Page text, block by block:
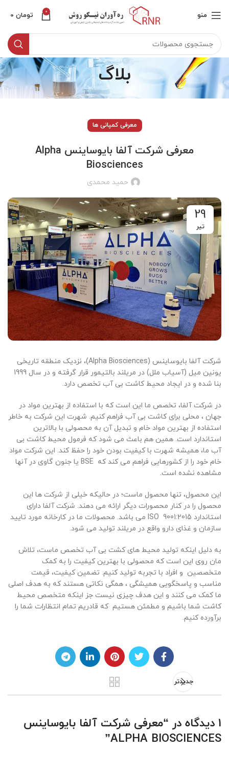
منو 0 تومان
بلاگ
معرفی کمپانی ها
معرفی شرکت آلفا بایوساینس Alpha
Biosciences
حمید محمدی
29
تیر
شرکت آلفا بایوساینس (Alpha Biosciences)، نزدیک منطقه تاریخی
یونین میل (آسیاب ملل) در مریلند بالتیمور قرار گرفته و در سال 1999
بنا شده و در ایجاد محیط کاشت بی آب تخصص دارد.
در شرکت آلفا، تخصص ما این است که با استفاده از بهترین مواد در
جهان ، محلی برای کاشت بی آب فراهم کنیم. شهرت این شرکت به خاطر
استفاده از بهترین مواد خام و تبدیل آن به محصولی با بالاترین
استاندارد است. همین هم باعث می شود که فرمول محیط کاشت بی
آب ما، همیشه شهرت با کیفیت بودن خود را حفظ کند. این شرکت مواد
خام خود را از کشورهایی فراهم می کند که BSE یا جنون گاوی در آنها
مشاهده نشده است.
این محصول، تنها محصول ماست؛ در حالیکه خیلی از شرکت ها این
محصول را در کنار محصورات دیگر ارائه می دهند. شرکت آلفا دارای
استاندارد 9001:2015 ISO می باشد. محصولات ما در کارخانه مورد تایید
سازمان و غذای دارو واقع در مریلند تولید می شود.
به دلیل اینکه تولید محیط های کشت بی آب تخصص ماست، تلاش
مان روی این است که محصولی با بهترین کیفیت را به کمک
متخصصین و افراد با تجربه تولید کنیم. تضمین کیفیت، قیمت
مناسب و پاسخگویی همیشگی ، همگی نکاتی هستند که به هدف اصلی
ما کمک می کنند و این هدف چیزی نیست جز اینکه متخصص محیط
کاشت شما باشیم و مطمئن هستیم که قادریم تمام انتظارات شما را
برآورده کنیم.
جدیدتر
1 دیدگاه در “
معرفی شرکت آلفا بایوساینس
ALPHA BIOSCIENCES
”